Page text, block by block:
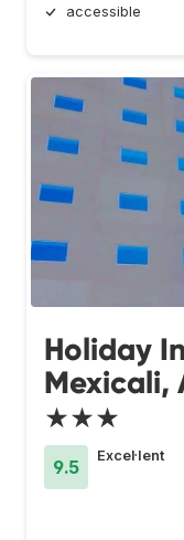
accessible
Holiday
Mexicali,
★★★
9.5
Excel·lent